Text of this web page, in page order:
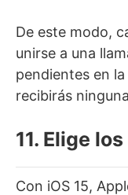
De este modo,
unirse a una
pendientes en
recibirás
11. Elige
Con iOS 15,